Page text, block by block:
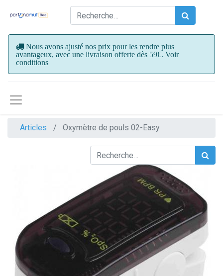
Nous avons ajusté nos prix pour les rendre plus
avantageux, avec une livraison offerte dès 59€. Voir
conditions
Articles Oxymètre de pouls 02-Easy